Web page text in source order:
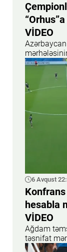
VİDEO
6 Avqust
Konfrans
hesabla
VİDEO
Ağdam
təsnifat